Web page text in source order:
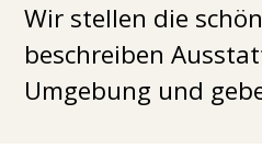
Wir stellen die
beschreiben
Umgebung und